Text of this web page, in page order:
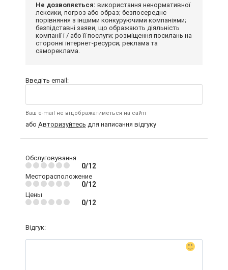
Не дозволяється: використання ненормативної
лексики, погроз або образ; безпосереднє
порівняння з іншими конкуруючими компаніями;
безпідставні заяви, що ображають діяльність
компанії і / або її послуги; розміщення посилань на
сторонні інтернет-ресурси; реклама та
самореклама.
Введіть email:
Ваш e-mail не відображатиметься на сайті
або Авторизуйтесь для написання відгуку
Обслуговування
0/12
Месторасположение
0/12
Цены
0/12
Відгук: